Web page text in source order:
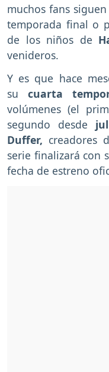
muchos fans
temporada final o
de los niños de
venideros.
Y es que hace
su cuarta
volúmenes (el
segundo desde
Duffer, creadores
serie finalizará con
fecha de estreno